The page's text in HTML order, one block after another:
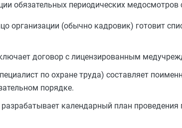
обязательных периодических
организации (обычно кадровик) готовит
договор с лицензированным
по охране труда) составляет
порядке.
календарный план проведения